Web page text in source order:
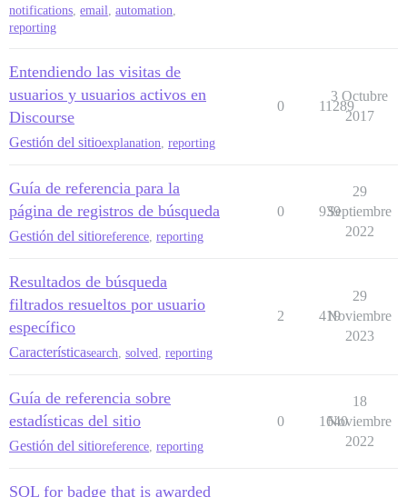
notifications, email, automation,
reporting
Entendiendo las visitas de
usuarios y usuarios activos en
Discourse
Gestión del sitioexplanation reporting
0 11289
3 Octubre
2017
Guía de referencia para la
página de registros de búsqueda
Gestión del sitioreference reporting
0 939
29
Septiembre
2022
Resultados de búsqueda
filtrados resueltos por usuario
específico
Característicasearch solved reporting
2 419
29
Noviembre
2023
Guía de referencia sobre
estadísticas del sitio
Gestión del sitioreference reporting
0 1640
18
Noviembre
2022
SQL for badge that is awarded